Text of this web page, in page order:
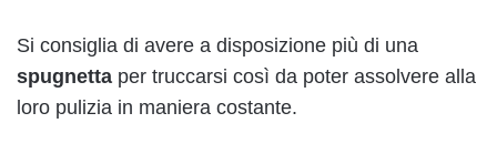
Si consiglia di avere a disposizione più di una
spugnetta per truccarsi così da poter assolvere alla
loro pulizia in maniera costante.